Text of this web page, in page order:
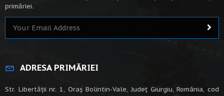
primăriei.
ADRESA PRIMĂRIEI
Str. Libertății nr. 1, Oraș Bolintin-Vale, Județ Giurgiu, România, cod